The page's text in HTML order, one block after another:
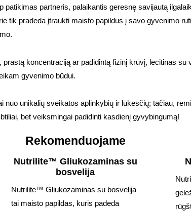
partneris, palaikantis geresnę savijautą
tik pradeda įtraukti maisto papildus į savo gyvenimo
koncentraciją ar padidintą fizinį krūvį, lecitinas su
gyvenimo būdui.
unikalių sveikatos aplinkybių ir lūkesčių; tačiau,
bet veiksmingai padidinti kasdienį gyvybingumą!
Rekomenduojame
Nutrilite™ Gliukozaminas su
bosvelija
Nutrilite™ Gliukozaminas su bosvelija
tai maisto papildas, kuris padeda